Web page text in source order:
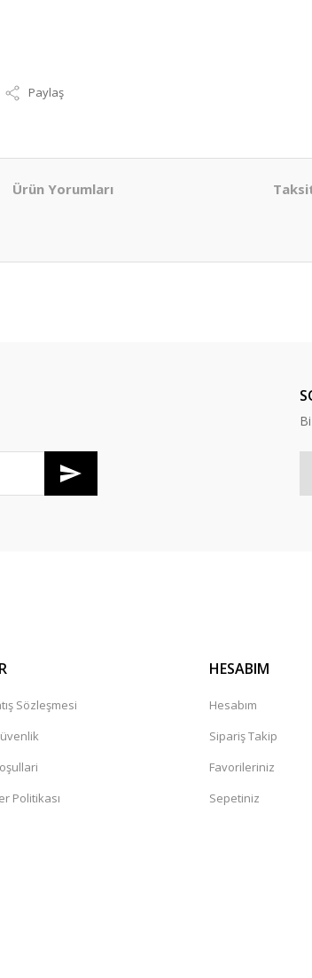
Paylaş
Ürün Yorumları
Sözleşmesi
Politikası
HESABIM
Hesabım
Sipariş Takip
Favorileriniz
Sepetiniz